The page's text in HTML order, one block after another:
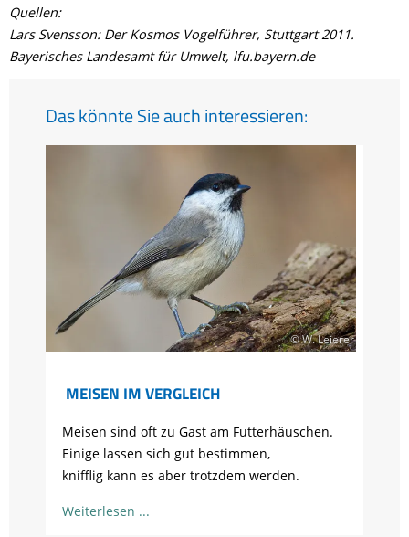
Quellen:
Lars Svensson: Der Kosmos Vogelführer, Stuttgart 2011.
Bayerisches Landesamt für Umwelt, lfu.bayern.de
Das könnte Sie auch interessieren:
© W. Leierer
MEISEN IM VERGLEICH
Meisen sind oft zu Gast am Futterhäuschen.
Einige lassen sich gut bestimmen,
knifflig kann es aber trotzdem werden.
Weiterlesen